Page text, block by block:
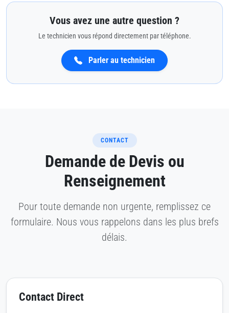
Vous avez une autre question ?
Le technicien vous répond directement par téléphone.
Parler au technicien
CONTACT
Demande de Devis ou
Renseignement
Pour toute demande non urgente, remplissez ce
formulaire. Nous vous rappelons dans les plus brefs
délais.
Contact Direct